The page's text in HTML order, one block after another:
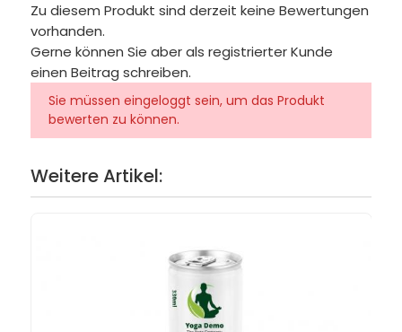
Zu diesem Produkt sind derzeit keine Bewertungen
vorhanden.
Gerne können Sie aber als registrierter Kunde
einen Beitrag schreiben.
Sie müssen eingeloggt sein, um das Produkt
bewerten zu können.
Weitere Artikel: